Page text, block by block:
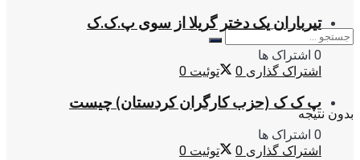
بدون نتیجه
تیرباران یک دختر گریلا از سوی پ.ک.ک
0 اشتراک ها
اشتراک گذاری 0 توئیت 0
پ ک ک (حزب کارگران کردستان) چیست
0 اشتراک ها
اشتراک گذاری 0 توئیت 0